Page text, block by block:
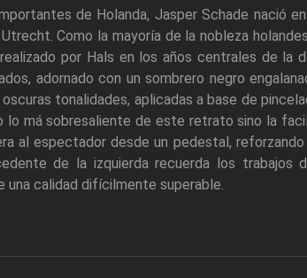
de Holanda, Jasper Schade nació
Como la mayoría de la nobleza
por Hals en los años centrales de la
adornado con un sombrero negro
tonalidades, aplicadas a base de
lo má sobresaliente de este retrato sino la
al espectador desde un pedestal,
de la izquierda recuerda los trabajos
una calidad difícilmente superable.